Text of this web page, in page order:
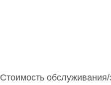
Стоимость обслуживания/